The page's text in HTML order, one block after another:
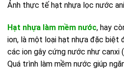
Ảnh thực tế hạt nhựa lọc nước
Hạt nhựa làm mềm nước, hay
ion, là một loại hạt nhựa đặc
các ion gây cứng nước như canxi
Quá trình làm mềm nước giúp